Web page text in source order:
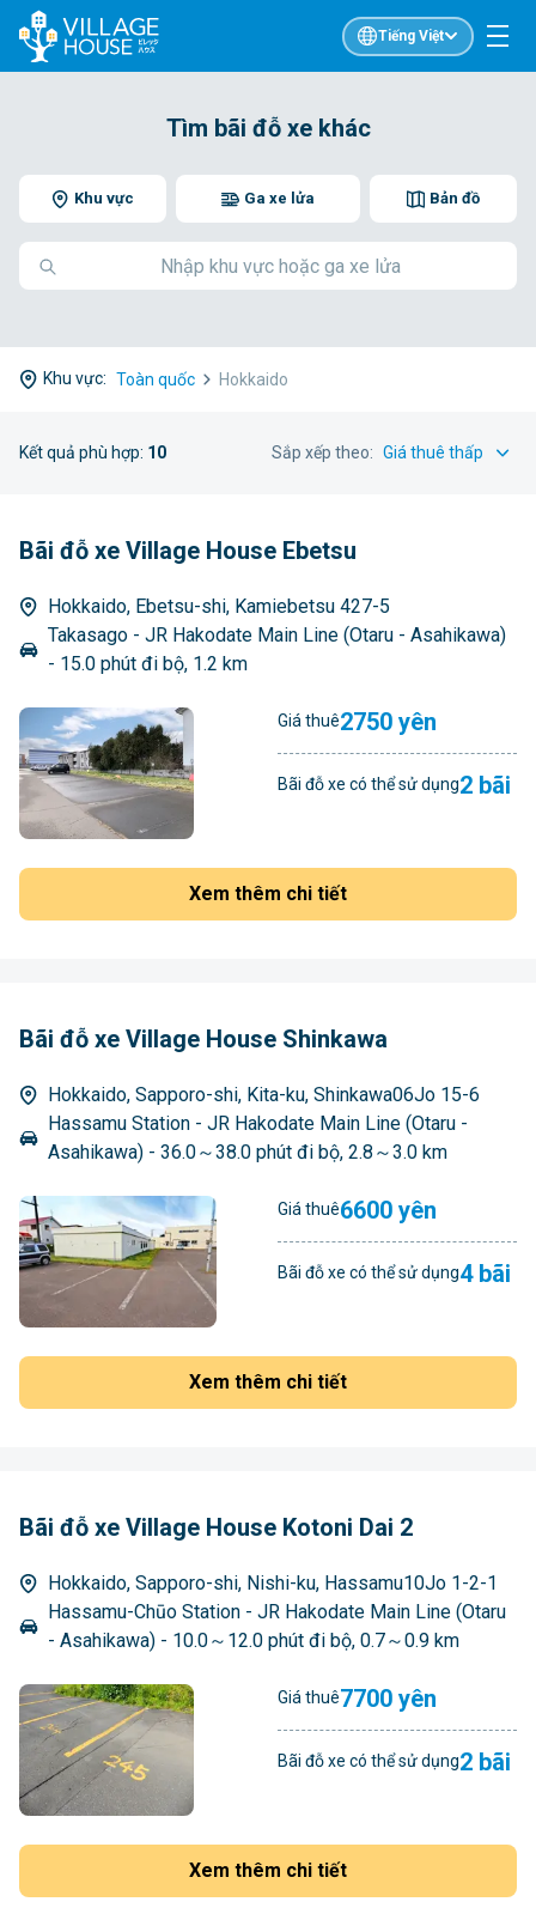
Tiếng Việt
Tìm bãi đỗ xe khác
Khu vực Bản đồ
Ga xe lửa
Khu vực: Toàn quốc Hokkaido
Kết quả phù hợp: 10 Sắp xếp theo:
Bãi đỗ xe Village House Ebetsu
Hokkaido, Ebetsu-shi, Kamiebetsu 427-5
Takasago - JR Hakodate Main Line (Otaru - Asahikawa)
- 15.0 phút đi bộ, 1.2 km
Giá thuê2750 yên
Bãi đỗ xe có thể sử dụng2 bãi
Xem thêm chi tiết
Bãi đỗ xe Village House Shinkawa
Hokkaido, Sapporo-shi, Kita-ku, Shinkawa06Jo 15-6
Hassamu Station - JR Hakodate Main Line (Otaru -
Asahikawa) - 36.0～38.0 phút đi bộ, 2.8～3.0 km
Giá thuê6600 yên
Bãi đỗ xe có thể sử dụng4 bãi
Xem thêm chi tiết
Bãi đỗ xe Village House Kotoni Dai 2
Hokkaido, Sapporo-shi, Nishi-ku, Hassamu10Jo 1-2-1
Hassamu-Chūo Station - JR Hakodate Main Line (Otaru
- Asahikawa) - 10.0～12.0 phút đi bộ, 0.7～0.9 km
Giá thuê7700 yên
Bãi đỗ xe có thể sử dụng2 bãi
Xem thêm chi tiết